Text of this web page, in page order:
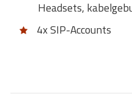
Headsets,
4x SIP-Accounts